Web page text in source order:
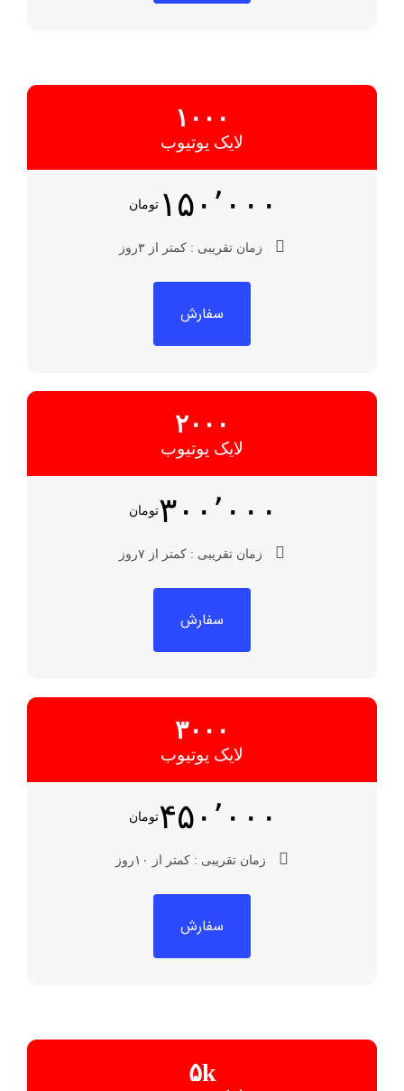
۱۰۰۰
لایک یوتیوب
تومان ۱۵۰٬۰۰۰
زمان تقریبی : کمتر از ۳روز
سفارش
۲۰۰۰
لایک یوتیوب
تومان۳۰۰٬۰۰۰
زمان تقریبی : کمتر از ۷روز
سفارش
۳۰۰۰
لایک یوتیوب
تومان۴۵۰٬۰۰۰
زمان تقریبی : کمتر از ۱۰روز
سفارش
۵k